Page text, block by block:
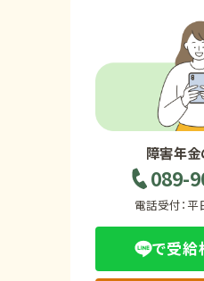
障害年金の基礎知識
障害年金の金額
障害年金
089-
電話受付：
で受給